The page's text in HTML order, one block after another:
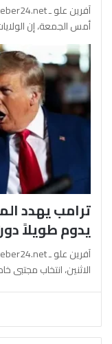
أمس الجمعة، إن
ترامب يهدد
يدوم طويلاً
الاثنين، انتخاب مجتبى